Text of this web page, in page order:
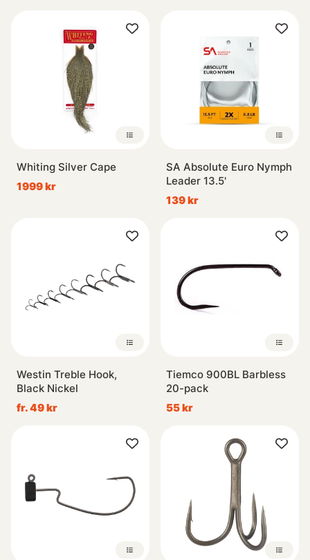
Whiting Silver Cape
1999 kr
SA Absolute Euro Nymph
Leader 13.5'
139 kr
Westin Treble Hook,
Black Nickel
fr. 49 kr
Tiemco 900BL Barbless
20-pack
55 kr